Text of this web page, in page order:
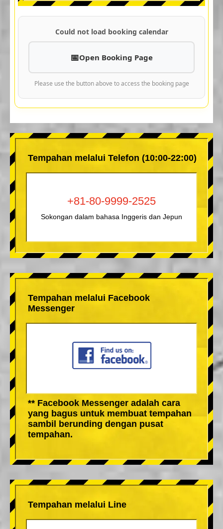
Could not load booking calendar
Open Booking Page
Please use the button above to access the booking page
Tempahan melalui Telefon (10:00-22:00)
+81-80-9999-2525
Sokongan dalam bahasa Inggeris dan Jepun
Tempahan melalui Facebook
Messenger
** Facebook Messenger adalah cara
yang bagus untuk membuat tempahan
sambil berunding dengan pusat
tempahan.
Tempahan melalui Line